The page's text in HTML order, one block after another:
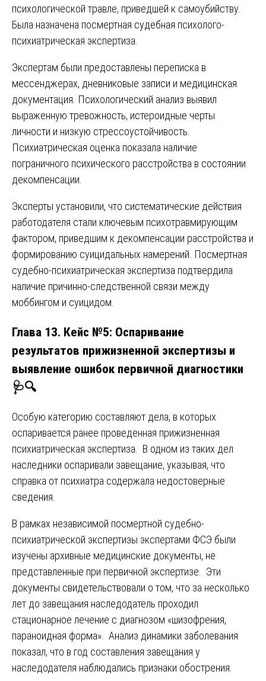
психологической травле, приведшей к самоубийству.
Была назначена посмертная судебная психолого-
психиатрическая экспертиза.
Экспертам были предоставлены переписка в
мессенджерах, дневниковые записи и медицинская
документация. Психологический анализ выявил
выраженную тревожность, истероидные черты
личности и низкую стрессоустойчивость.
Психиатрическая оценка показала наличие
пограничного психического расстройства в состоянии
декомпенсации.
Эксперты установили, что систематические действия
работодателя стали ключевым психотравмирующим
фактором, приведшим к декомпенсации расстройства и
формированию суицидальных намерений. Посмертная
судебно-психиатрическая экспертиза подтвердила
наличие причинно-следственной связи между
моббингом и суицидом.
Глава 13. Кейс №5: Оспаривание
результатов прижизненной экспертизы и
выявление ошибок первичной диагностики
🩺🔍
Особую категорию составляют дела, в которых
оспаривается ранее проведенная прижизненная
психиатрическая экспертиза. В одном из таких дел
наследники оспаривали завещание, указывая, что
справка от психиатра содержала недостоверные
сведения.
В рамках независимой посмертной судебно-
психиатрической экспертизы экспертами ФСЭ были
изучены архивные медицинские документы, не
представленные при первичной экспертизе. Эти
документы свидетельствовали о том, что за несколько
лет до завещания наследодатель проходил
стационарное лечение с диагнозом «шизофрения,
параноидная форма». Анализ динамики заболевания
показал, что в год составления завещания у
наследодателя наблюдались признаки обострения.